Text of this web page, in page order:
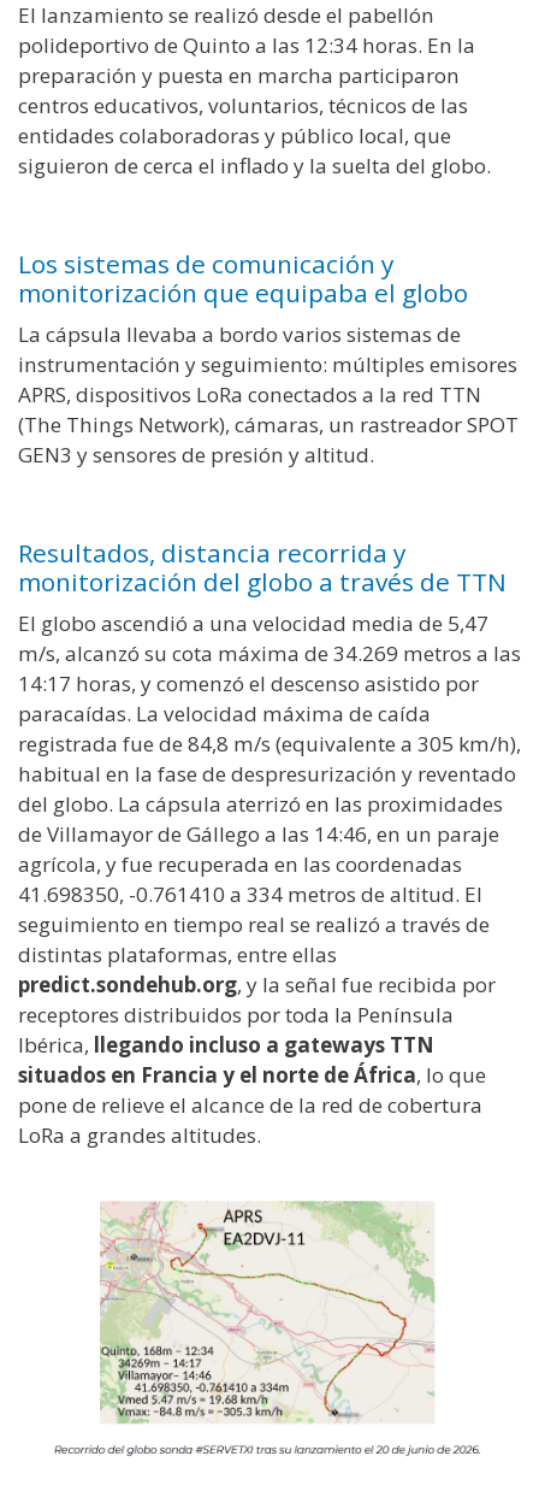
El lanzamiento se realizó desde el pabellón
polideportivo de Quinto a las 12:34 horas. En la
preparación y puesta en marcha participaron
centros educativos, voluntarios, técnicos de las
entidades colaboradoras y público local, que
siguieron de cerca el inflado y la suelta del globo.
Los sistemas de comunicación y
monitorización que equipaba el globo
La cápsula llevaba a bordo varios sistemas de
instrumentación y seguimiento: múltiples emisores
APRS, dispositivos LoRa conectados a la red TTN
(The Things Network), cámaras, un rastreador SPOT
GEN3 y sensores de presión y altitud.
Resultados, distancia recorrida y
monitorización del globo a través de TTN
El globo ascendió a una velocidad media de 5,47
m/s, alcanzó su cota máxima de 34.269 metros a las
14:17 horas, y comenzó el descenso asistido por
paracaídas. La velocidad máxima de caída
registrada fue de 84,8 m/s (equivalente a 305 km/h),
habitual en la fase de despresurización y reventado
del globo. La cápsula aterrizó en las proximidades
de Villamayor de Gállego a las 14:46, en un paraje
agrícola, y fue recuperada en las coordenadas
41.698350, -0.761410 a 334 metros de altitud. El
seguimiento en tiempo real se realizó a través de
distintas plataformas, entre ellas
predict.sondehub.org, y la señal fue recibida por
receptores distribuidos por toda la Península
Ibérica, llegando incluso a gateways TTN
situados en Francia y el norte de África, lo que
pone de relieve el alcance de la red de cobertura
LoRa a grandes altitudes.